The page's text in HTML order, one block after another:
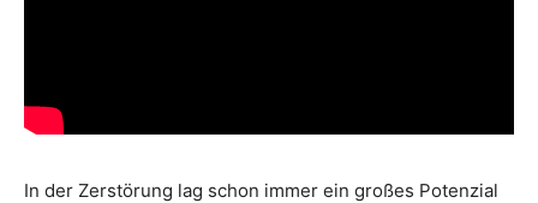
In der Zerstörung lag schon immer ein großes Potenzial